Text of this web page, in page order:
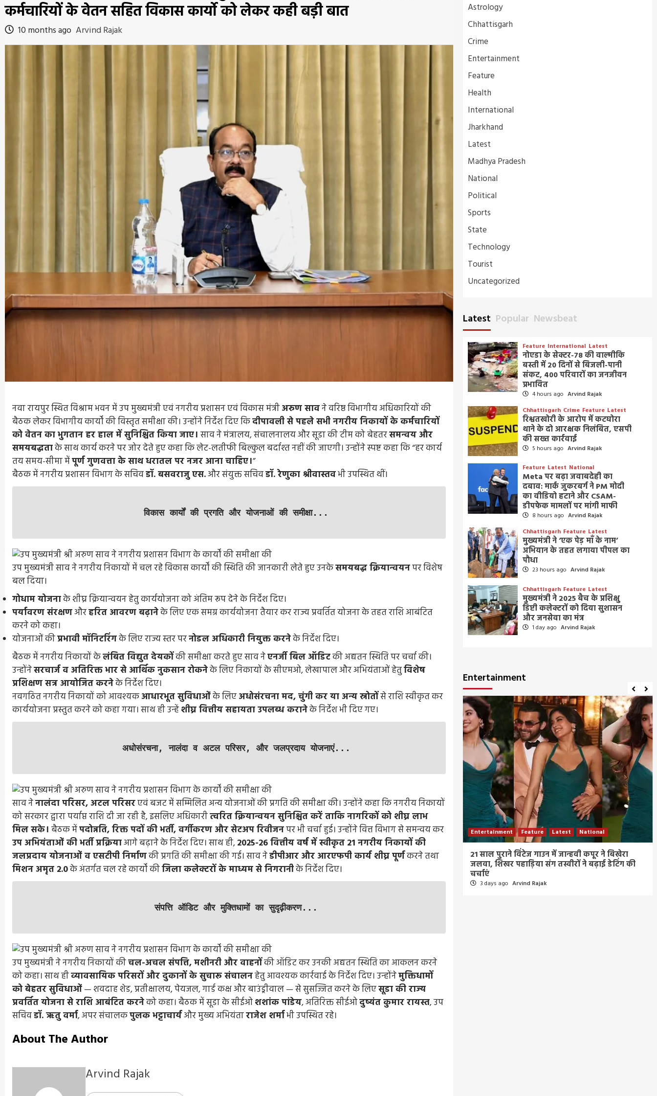
कर्मचारियों के वेतन सहित विकास कार्यो को लेकर कही बड़ी बात
10 months ago Arvind Rajak
नवा रायपुर स्थित विश्राम भवन में उप मुख्यमंत्री एवं नगरीय प्रशासन एवं विकास मंत्रीअरुण सावने वरिष्ठ विभागीय अधिकारियों की
बैठक लेकर विभागीय कार्यों की विस्तृत समीक्षा की। उन्होंने निर्देश दिए किदीपावली से पहले सभी नगरीय निकायों के कर्मचारियों
को वेतन का भुगतान हर हाल में सुनिश्चित किया जाए। साव ने मंत्रालय, संचालनालय और सूडा की टीम को बेहतरसमन्वय और
समयबद्धताके साथ कार्य करने पर जोर देते हुए कहा कि लेट-लतीफी बिल्कुल बर्दाश्त नहीं की जाएगी। उन्होंने स्पष्ट कहा कि “हर कार्य
तय समय-सीमा मेंपूर्ण गुणवत्ता के साथ धरातल पर नजर आना चाहिए।”
बैठक में नगरीय प्रशासन विभाग के सचिवडॉ. बसवराजु एस.और संयुक्त सचिवडॉ. रेणुका श्रीवास्तवभी उपस्थित थीं।
विकास कार्यों की प्रगति और योजनाओं की समीक्षा...
उप मुख्यमंत्री साव ने नगरीय निकायों में चल रहे विकास कार्यों की स्थिति की जानकारी लेते हुए उनकेसमयबद्ध क्रियान्वयनपर विशेष
बल दिया।
गोधाम योजनाके शीघ्र क्रियान्वयन हेतु कार्ययोजना को अंतिम रूप देने के निर्देश दिए।
पर्यावरण संरक्षणऔरहरित आवरण बढ़ानेके लिए एक समग्र कार्ययोजना तैयार कर राज्य प्रवर्तित योजना के तहत राशि आबंटित
करने को कहा।
योजनाओं कीप्रभावी मॉनिटरिंगके लिए राज्य स्तर परनोडल अधिकारी नियुक्त करनेके निर्देश दिए।
बैठक में नगरीय निकायों केलंबित विद्युत देयकोंकी समीक्षा करते हुए साव नेएनर्जी बिल ऑडिटकी अद्यतन स्थिति पर चर्चा की।
उन्होंनेसरचार्ज व अतिरिक्त भार से आर्थिक नुकसान रोकनेके लिए निकायों के सीएमओ, लेखापाल और अभियंताओं हेतुविशेष
प्रशिक्षण सत्र आयोजित करनेके निर्देश दिए।
नवगठित नगरीय निकायों को आवश्यकआधारभूत सुविधाओंके लिएअधोसंरचना मद, चुंगी कर या अन्य स्रोतोंसे राशि स्वीकृत कर
कार्ययोजना प्रस्तुत करने को कहा गया। साथ ही उन्हेंशीघ्र वित्तीय सहायता उपलब्ध करानेके निर्देश भी दिए गए।
अधोसंरचना, नालंदा व अटल परिसर, और जलप्रदाय योजनाएं...
साव नेनालंदा परिसर, अटल परिसरएवं बजट में सम्मिलित अन्य योजनाओं की प्रगति की समीक्षा की। उन्होंने कहा कि नगरीय निकायों
को सरकार द्वारा पर्याप्त राशि दी जा रही है, इसलिए अधिकारीत्वरित क्रियान्वयन सुनिश्चित करें ताकि नागरिकों को शीघ्र लाभ
मिल सके। बैठक मेंपदोन्नति, रिक्त पदों की भर्ती, वर्गीकरण और सेटअप रिवीजनपर भी चर्चा हुई। उन्होंने वित्त विभाग से समन्वय कर
उप अभियंताओं की भर्ती प्रक्रियाआगे बढ़ाने के निर्देश दिए। साथ ही,2025-26 वित्तीय वर्ष में स्वीकृत 21 नगरीय निकायों की
जलप्रदाय योजनाओं व एसटीपी निर्माणकी प्रगति की समीक्षा की गई। साव नेडीपीआर और आरएफपी कार्य शीघ्र पूर्णकरने तथा
मिशन अमृत 2.0के अंतर्गत चल रहे कार्यों कीजिला कलेक्टरों के माध्यम से निगरानीके निर्देश दिए।
संपत्ति ऑडिट और मुक्तिधामों का सुदृढ़ीकरण...
उप मुख्यमंत्री ने नगरीय निकायों कीचल-अचल संपत्ति, मशीनरी और वाहनोंकी ऑडिट कर उनकी अद्यतन स्थिति का आकलन करने
को कहा। साथ हीव्यावसायिक परिसरों और दुकानों के सुचारू संचालनहेतु आवश्यक कार्रवाई के निर्देश दिए। उन्होंनेमुक्तिधामों
को बेहतर सुविधाओं— शवदाह शेड, प्रतीक्षालय, पेयजल, गार्ड कक्ष और बाउंड्रीवाल — से सुसज्जित करने के लिएसूडा की राज्य
प्रवर्तित योजना से राशि आबंटित करनेको कहा। बैठक में सूडा के सीईओशशांक पांडेय, अतिरिक्त सीईओदुष्यंत कुमार रायस्त, उप
सचिवडॉ. ऋतु वर्मा, अपर संचालकपुलक भट्टाचार्यऔर मुख्य अभियंताराजेश शर्माभी उपस्थित रहे।
About The Author
Arvind Rajak
Astrology
Chhattisgarh
Crime
Entertainment
Feature
Health
International
Jharkhand
Latest
Madhya Pradesh
National
Political
Sports
State
Technology
Tourist
Uncategorized
Latest Popular Newsbeat
Feature International Latest
नोएडा के सेक्टर-78 की वाल्मीकि
बस्ती में 20 दिनों से बिजली-पानी
संकट, 400 परिवारों का जनजीवन
प्रभावित
4 hours ago Arvind Rajak
Chhattisgarh Crime Feature Latest
रिश्वतखोरी के आरोप में कटघोरा
थाने के दो आरक्षक निलंबित, एसपी
की सख्त कार्रवाई
5 hours ago Arvind Rajak
Feature Latest National
Meta पर बढ़ा जवाबदेही का
दबाव: मार्क जुकरबर्ग ने PM मोदी
का वीडियो हटाने और CSAM-
डीपफेक मामलों पर मांगी माफी
8 hours ago Arvind Rajak
Chhattisgarh Feature Latest
मुख्यमंत्री ने ‘एक पेड़ माँ के नाम’
अभियान के तहत लगाया पीपल का
पौधा
23 hours ago Arvind Rajak
Chhattisgarh Feature Latest
मुख्यमंत्री ने 2025 बैच के प्रशिक्षु
डिप्टी कलेक्टरों को दिया सुशासन
और जनसेवा का मंत्र
1 day ago Arvind Rajak
Entertainment
Entertainment Feature Latest National
दिग्गज पार्श्व गायिका जमुना रानी का निधन, 88 वर्ष की उम्र
में ली अंतिम सांस, 6000 से अधिक गीतों को दी थी
आवाज
4 days ago Arvind Rajak
Entertainment Feature Latest National
Bigg Boss 20: सलमान खान की दमदार वापसी! रिलीज
हुआ पहला टीज़र, जानिए कब से शुरू होगा नया सीजन
2 days ago Arvind Rajak
Entertainment Feature Latest National
21 साल पुराने विंटेज गाउन में जान्हवी कपूर ने बिखेरा
जलवा, शिखर पहाड़िया संग तस्वीरों ने बढ़ाई डेटिंग की
चर्चाएं
3 days ago Arvind Rajak